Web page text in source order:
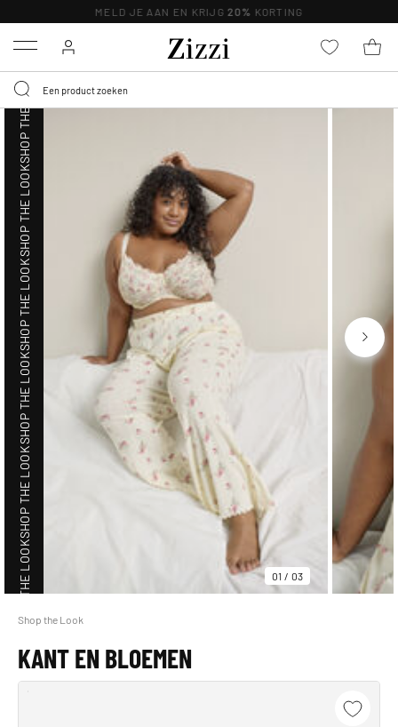
MELD JE AAN EN KRIJG 20% KORTING
Menu
01 / 03
SHOP THE LOOK
SHOP THE LOOK
SHOP THE LOOK
SHOP THE LOOK
SHOP THE LOOK
SHOP THE LOOK
SHOP THE LOOK
SHOP THE LOOK
Shop the Look
KANT EN BLOEMEN